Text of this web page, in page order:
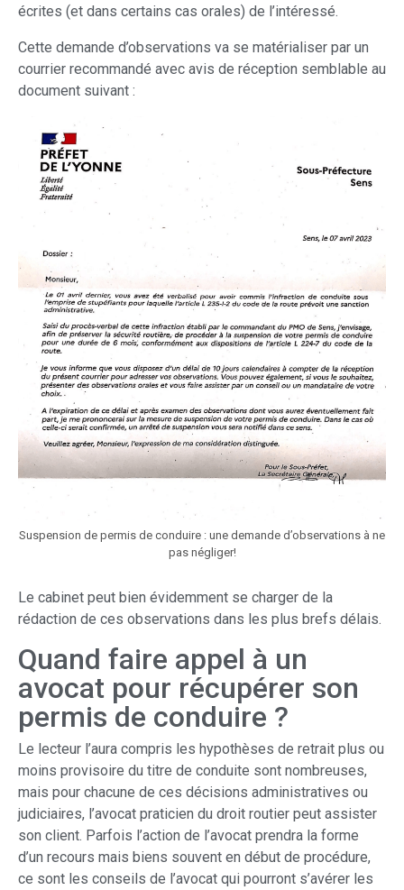
écrites (et dans certains cas orales) de l’intéressé.
Cette demande d’observations va se matérialiser par un
courrier recommandé avec avis de réception semblable au
document suivant :
Suspension de permis de conduire : une demande d’observations à ne
pas négliger!
Le cabinet peut bien évidemment se charger de la
rédaction de ces observations dans les plus brefs délais.
Quand faire appel à un
avocat pour récupérer son
permis de conduire ?
Le lecteur l’aura compris les hypothèses de retrait plus ou
moins provisoire du titre de conduite sont nombreuses,
mais pour chacune de ces décisions administratives ou
judiciaires, l’avocat praticien du droit routier peut assister
son client. Parfois l’action de l’avocat prendra la forme
d’un recours mais biens souvent en début de procédure,
ce sont les conseils de l’avocat qui pourront s’avérer les